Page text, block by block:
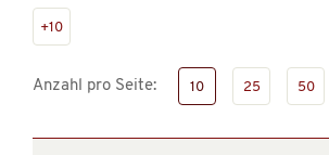
+10
Anzahl pro Seite: 10 25 50